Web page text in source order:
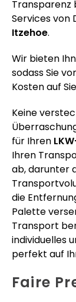
Transparenz
Services von
Itzehoe.
Wir bieten
sodass Sie
Kosten auf
Keine
für Ihren
Ihren
ab, darunter
die
Palette
Transport
individuelles
perfekt auf
Faire